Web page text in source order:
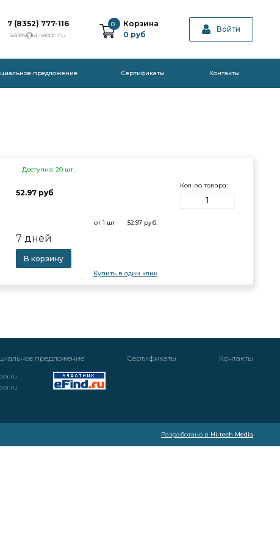
7 (8352) 777-116
sales@a-veor.ru
0
Корзина
0 руб
Войти
предложение Cертификаты Контакты
Доступно: 20 шт.
52.97 руб
Кол-во товара:
от 1 шт 52.97руб.
7 дней
В корзину
Купить в один клик
предложение Cертификаты Контакты
Разработано в Hi-tech Media